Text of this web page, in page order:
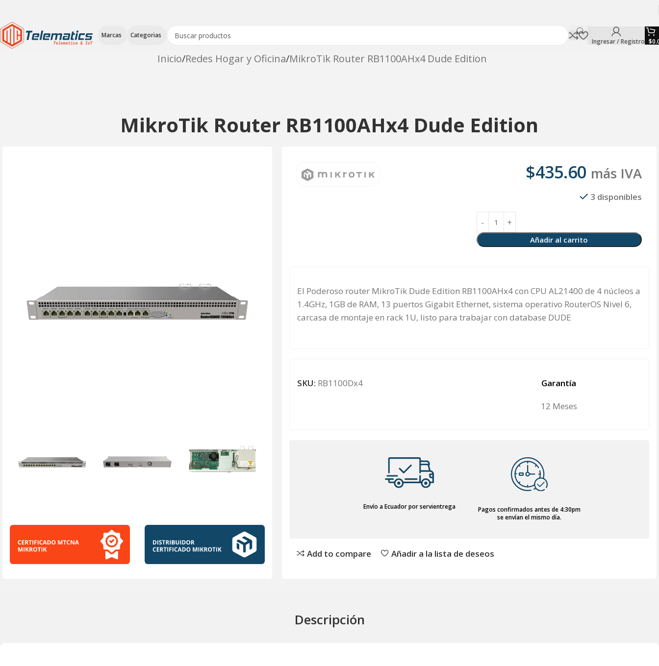
Marcas Categorias
Ingresar / Registro $
Inicio Redes Hogar y Oficina MikroTik Router RB1100AHx4 Dude Edition
MikroTik Router RB1100AHx4 Dude Edition
$435.60 más IVA
3 disponibles
Añadir al carrito
El Poderoso router MikroTik Dude Edition RB1100AHx4 con CPU AL21400 de 4 núcleos a
1.4GHz, 1GB de RAM, 13 puertos Gigabit Ethernet, sistema operativo RouterOS Nivel 6,
carcasa de montaje en rack 1U, listo para trabajar con database DUDE
SKU: RB1100Dx4 Garantía
12 Meses
Envío a Ecuador por servientrega
Pagos confirmados antes de 4:30pm
se envían el mismo día.
Add to compare Añadir a la lista de deseos
Descripción